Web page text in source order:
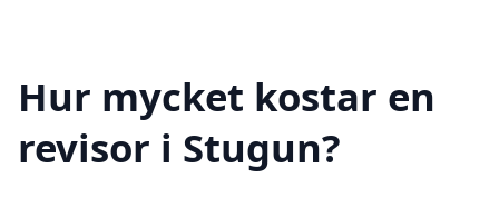
Hur mycket kostar en
revisor i Stugun?